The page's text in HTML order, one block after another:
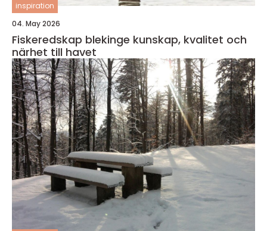
inspiration
04. May 2026
Fiskeredskap blekinge kunskap, kvalitet och
närhet till havet